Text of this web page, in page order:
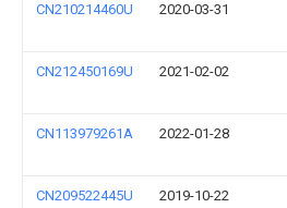
CN210214460U 2020-03-31
CN212450169U 2021-02-02
CN113979261A 2022-01-28
CN209522445U 2019-10-22